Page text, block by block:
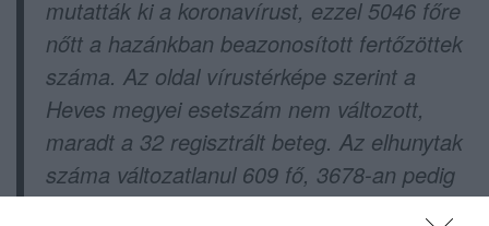
mutatták ki a koronavírust, ezzel 5046 főre
nőtt a hazánkban beazonosított fertőzöttek
száma. Az oldal vírustérképe szerint a
Heves megyei esetszám nem változott,
maradt a 32 regisztrált beteg. Az elhunytak
száma változatlanul 609 fő, 3678-an pedig
már meggyógyultak.